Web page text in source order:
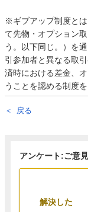
※ギブアップ制度と
て先物・オプション
う。以下同じ。）を
引参加者と異なる取
済時における差金、
うことを認める制度を
戻る
アンケート:ご意
解決した